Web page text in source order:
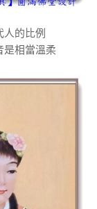
的比例
是相當溫柔